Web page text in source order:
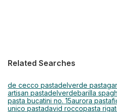
Related Searches
de cecco pastadelverde pasta
artisan pastadelverdebarilla
pasta bucatini no. 15aurora pasta
unico pastadavid roccopasta